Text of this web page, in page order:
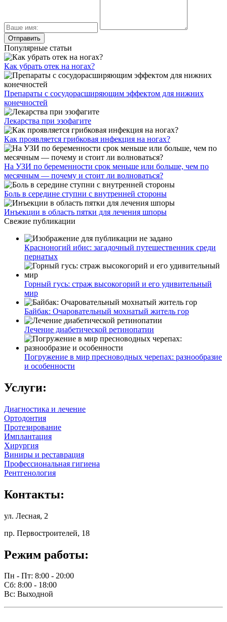
Популярные статьи
Как убрать отек на ногах?
Препараты с сосудорасширяющим эффектом для нижних
конечностей
Лекарства при эзофагите
Как проявляется грибковая инфекция на ногах?
На УЗИ по беременности срок меньше или больше, чем по
месячным — почему и стоит ли волноваться?
Боль в середине ступни с внутренней стороны
Инъекции в область пятки для лечения шпоры
Свежие публикации
Красноногий ибис: загадочный путешественник среди
пернатых
Горный гусь: страж высокогорий и его удивительный
мир
Байбак: Очаровательный мохнатый житель гор
Лечение диабетической ретинопатии
Погружение в мир пресноводных черепах: разнообразие
и особенности
Услуги:
Диагностика и лечение
Ортодонтия
Протезирование
Имплантация
Хирургия
Виниры и реставрация
Профессиональная гигиена
Рентгенология
Контакты:
ул. Лесная, 2
пр. Первостроителей, 18
Режим работы:
Пн - Пт: 8:00 - 20:00
Сб: 8:00 - 18:00
Вс: Выходной